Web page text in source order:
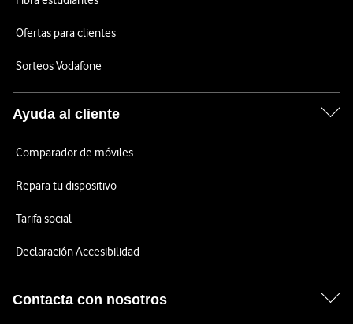
Ofertas para clientes
Sorteos Vodafone
Ayuda al cliente
Comparador de móviles
Repara tu dispositivo
Tarifa social
Declaración Accesibilidad
Contacta con nosotros